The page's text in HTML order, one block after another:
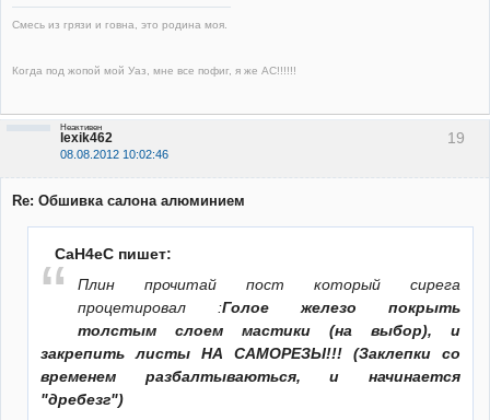
Смесь из грязи и говна, это родина моя.
Когда под жопой мой Уаз, мне все пофиг, я же АС!!!!!!
19
lexik462
08.08.2012 10:02:46
Неактивен
Re: Обшивка салона алюминием
CaH4eC пишет:
Плин прочитай пост который сирега
процетировал :Голое железо покрыть
толстым слоем мастики (на выбор), и
закрепить листы НА САМОРЕЗЫ!!! (Заклепки со
временем разбалтываються, и начинается
"дребезг")